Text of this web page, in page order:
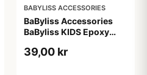
BABYLISS ACCESSORIES
BaByliss Accessories
BaByliss KIDS Epoxy
pieces
39,00 kr